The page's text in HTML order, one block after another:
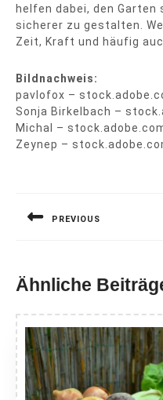
helfen dabei, den Garten
sicherer zu gestalten.
Zeit, Kraft und häufig
Bildnachweis:
pavlofox –
Sonja Birkelbach –
Michal –
Zeynep –
PREVIOUS
Ähnliche